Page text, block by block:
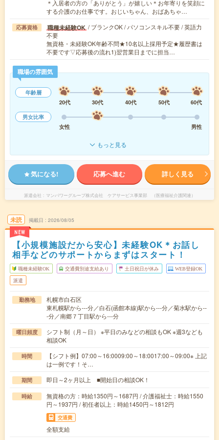
＊入居者の方の「ありがとう」が嬉しい＊お年寄りを笑顔に
する介護のお仕事です。おじいちゃん、おばあちゃ…
応募資格 職種未経験OK / ブランクOK / パソコンスキル不要 / 英語力
不要
無資格・未経験OK年齢不問★10名以上採用予定★履歴書は
不要です▽応募後の流れ1)翌営業日までに担当…
職場の雰囲気
年齢層
20代
30代 40代 50代
60代
男女比率
女性
男性
もっと見る
気になる! 応募へ進む 詳しく見る
派遣会社 マンパワーグループ株式会社 ケアサービス事業部 （医療福祉介護関連）
未読
NEW
掲載日 2026/08/05
【小規模施設だから安心】未経験OK＊お話し
相手などのサポートからまずはスタート！
職種未経験OK 交通費別途支給あり 土日祝日が休み WEB登録OK
派遣
勤務地
札幌市白石区
東札幌駅から---分／白石(函館本線)駅から---分／菊水駅から--
-分／南郷７丁目駅から---分
曜日頻度
シフト制（月～日） ※平日のみなどの相談もOK ※週3なども
相談OK
時間
【シフト例】07:00～16:0009:00～18:0017:00～09:00※ 上記
は一例です！そ…
期間 即日～2ヶ月以上 ■開始日の相談OK！
時給
無資格の方：時給1350円～1687円 / 介護福祉士：時給1550
円～1937円 / 初任者以上：時給1450円～1812円
交通費
全額支給